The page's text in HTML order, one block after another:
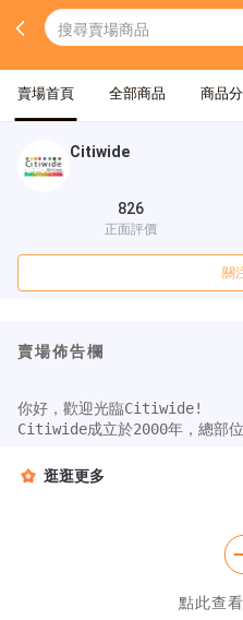
賣場首頁 全部商品 商品
Citiwide
826
正面評價
關
賣場佈告欄
你好，歡迎光臨Citiwide!
Citiwide成立於2000年，總部
自2016年以來，Citiwide已獲得
逛逛更多
點此查